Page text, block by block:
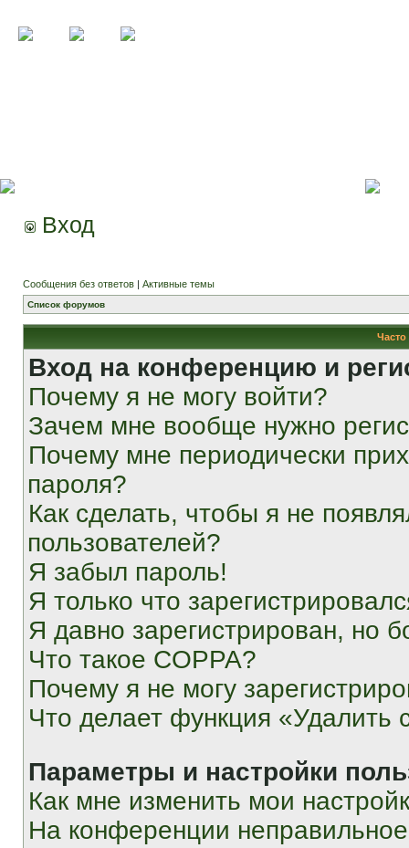
Вход
Сообщения без ответов | Активные темы
Список форумов
Вход на конференцию и
Почему я не могу войти?
Зачем мне вообще нужно
Почему мне периодически
пароля?
Как сделать, чтобы я не
пользователей?
Я забыл пароль!
Я только что
Я давно зарегистрирован, но
Что такое COPPA?
Почему я не могу
Что делает функция «Удалить
Параметры и настройки
Как мне изменить мои
На конференции